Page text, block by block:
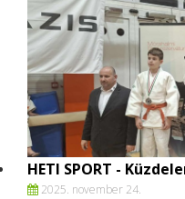
HETI SPORT -
2025. november 24.